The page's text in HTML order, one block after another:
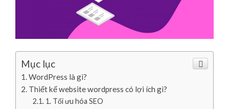
Mục lục
WordPress là gì?
Thiết kế website wordpress có lợi ích gì?
1. Tối ưu hóa SEO